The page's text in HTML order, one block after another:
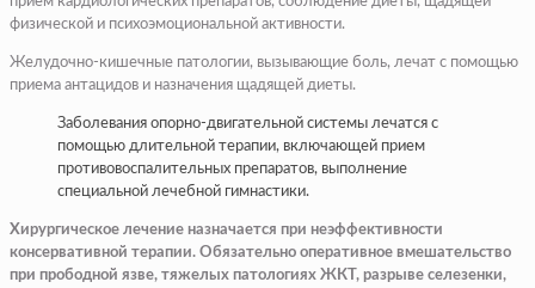
физической и психоэмоциональной активности.
Желудочно-кишечные патологии, вызывающие боль, лечат с помощью
приема антацидов и назначения щадящей диеты.
Заболевания опорно-двигательной системы лечатся с
помощью длительной терапии, включающей прием
противовоспалительных препаратов, выполнение
специальной лечебной гимнастики.
Хирургическое лечение назначается при неэффективности
консервативной терапии. Обязательно оперативное вмешательство
при прободной язве, тяжелых патологиях ЖКТ, разрыве селезенки,